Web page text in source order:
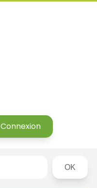
Connexion
Rechercher